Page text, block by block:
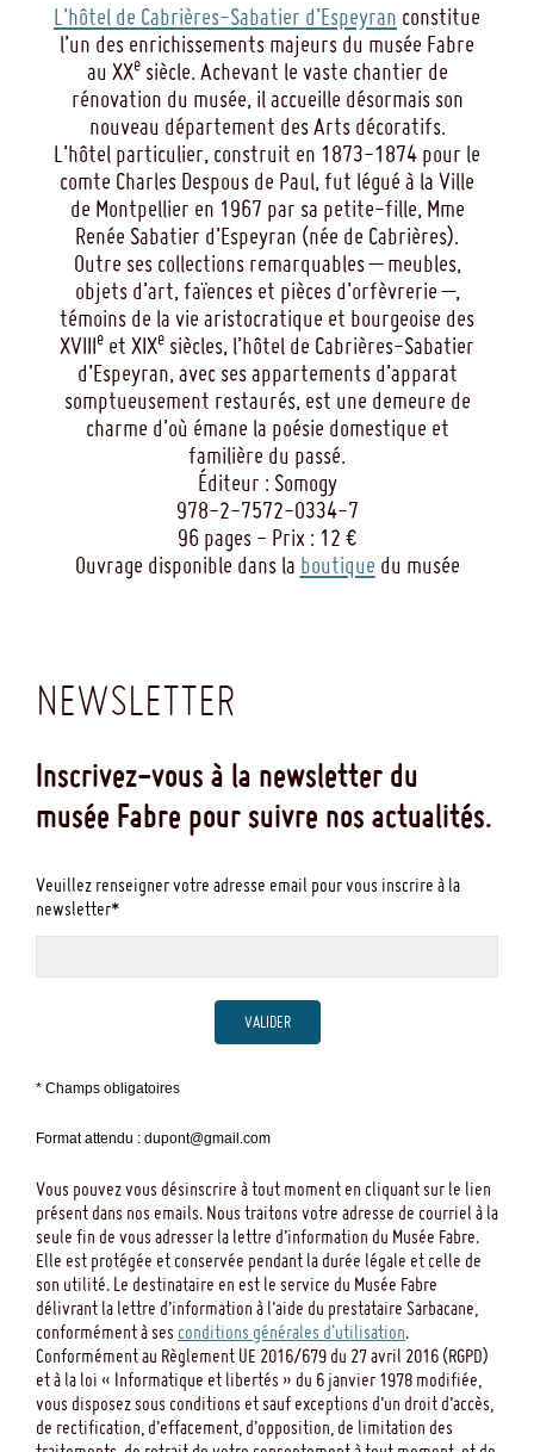
L’hôtel de Cabrières-Sabatier d’Espeyran constitue
l’un des enrichissements majeurs du musée Fabre
au XXesiècle. Achevant le vaste chantier de
rénovation du musée, il accueille désormais son
nouveau département des Arts décoratifs.
L’hôtel particulier, construit en 1873-1874 pour le
comte Charles Despous de Paul, fut légué à la Ville
de Montpellier en 1967 par sa petite-fille, Mme
Renée Sabatier d’Espeyran (née de Cabrières).
Outre ses collections remarquables – meubles,
objets d’art, faïences et pièces d’orfèvrerie –,
témoins de la vie aristocratique et bourgeoise des
XVIIIe et XIXe siècles, l’hôtel de Cabrières-Sabatier
d’Espeyran, avec ses appartements d’apparat
somptueusement restaurés, est une demeure de
charme d’où émane la poésie domestique et
familière du passé.
Éditeur : Somogy
978-2-7572-0334-7
96 pages - Prix : 12 €
Ouvrage disponible dans la boutique du musée
NEWSLETTER
Inscrivez-vous à la newsletter du
musée Fabre pour suivre nos actualités.
Veuillez renseigner votre adresse email pour vous inscrire à la
newsletter*
VALIDER
* Champs obligatoires
Format attendu : dupont@gmail.com
Vous pouvez vous désinscrire à tout moment en cliquant sur le lien
présent dans nos emails. Nous traitons votre adresse de courriel à la
seule fin de vous adresser la lettre d’information du Musée Fabre.
Elle est protégée et conservée pendant la durée légale et celle de
son utilité. Le destinataire en est le service du Musée Fabre
délivrant la lettre d’information à l’aide du prestataire Sarbacane,
conformément à ses conditions générales d'utilisation.
Conformément au Règlement UE 2016/679 du 27 avril 2016 (RGPD)
et à la loi « Informatique et libertés » du 6 janvier 1978 modifiée,
vous disposez sous conditions et sauf exceptions d’un droit d’accès,
de rectification, d’effacement, d’opposition, de limitation des